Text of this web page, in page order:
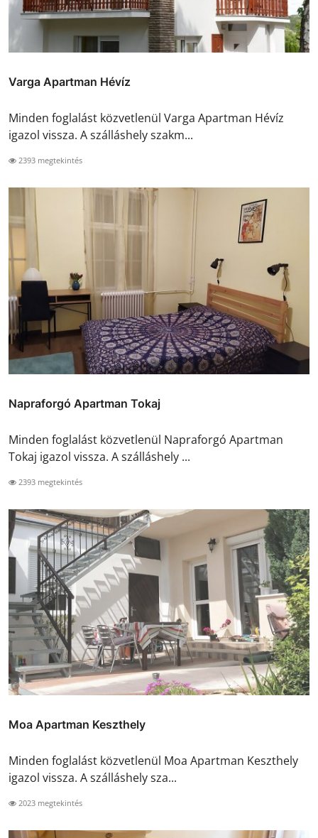
Varga Apartman Hévíz
Minden foglalást közvetlenül Varga Apartman Hévíz
igazol vissza. A szálláshely szakm...
2393 megtekintés
Napraforgó Apartman Tokaj
Minden foglalást közvetlenül Napraforgó Apartman
Tokaj igazol vissza. A szálláshely ...
2393 megtekintés
Moa Apartman Keszthely
Minden foglalást közvetlenül Moa Apartman Keszthely
igazol vissza. A szálláshely sza...
2023 megtekintés